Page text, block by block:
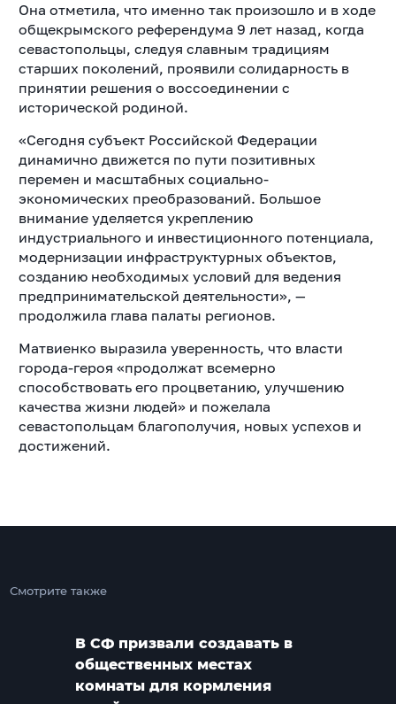
Она отметила, что именно так произошло и в ходе
общекрымского референдума 9 лет назад, когда
севастопольцы, следуя славным традициям
старших поколений, проявили солидарность в
принятии решения о воссоединении с
исторической родиной.
«Сегодня субъект Российской Федерации
динамично движется по пути позитивных
перемен и масштабных социально-
экономических преобразований. Большое
внимание уделяется укреплению
индустриального и инвестиционного потенциала,
модернизации инфраструктурных объектов,
созданию необходимых условий для ведения
предпринимательской деятельности», —
продолжила глава палаты регионов.
Матвиенко выразила уверенность, что власти
города-героя «продолжат всемерно
способствовать его процветанию, улучшению
качества жизни людей» и пожелала
севастопольцам благополучия, новых успехов и
достижений.
Смотрите также
В СФ призвали создавать в
общественных местах
комнаты для кормления